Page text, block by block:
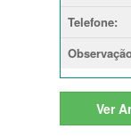
Telefone:
Ver